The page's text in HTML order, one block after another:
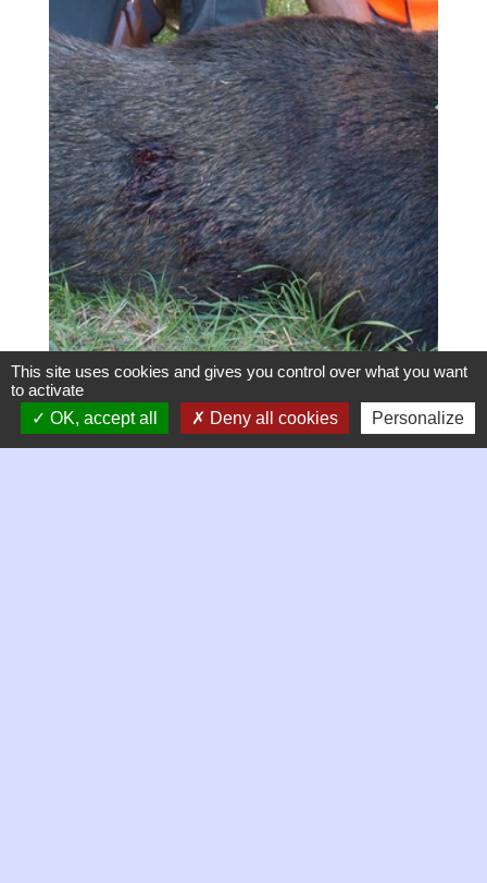
This site uses cookies and gives you control over what you want
to activate
OK, accept all
Deny all cookies Personalize